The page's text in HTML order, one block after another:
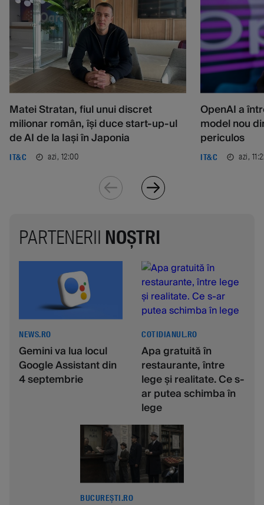
Matei Stratan, fiul unui discret
milionar român, își duce start-up-ul
de AI de la Iași în Japonia
IT&C azi, 12:00
OpenAI a
model nou
periculos
IT&C azi,
PARTENERII NOȘTRI
NEWS.RO
Gemini va lua locul
Google Assistant din
4 septembrie
COTIDIANUL.RO
Apa gratuită în
restaurante, între
lege și realitate. Ce s-
ar putea schimba în
lege
BUCUREȘTI.RO